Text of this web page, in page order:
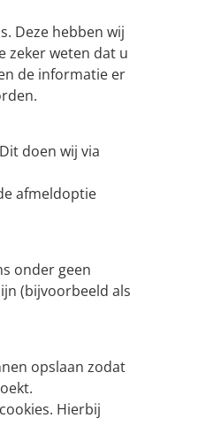
Deze hebben wij
zeker weten dat u
de informatie er
doen wij via
afmeldoptie
onder geen
(bijvoorbeeld als
opslaan zodat
Hierbij